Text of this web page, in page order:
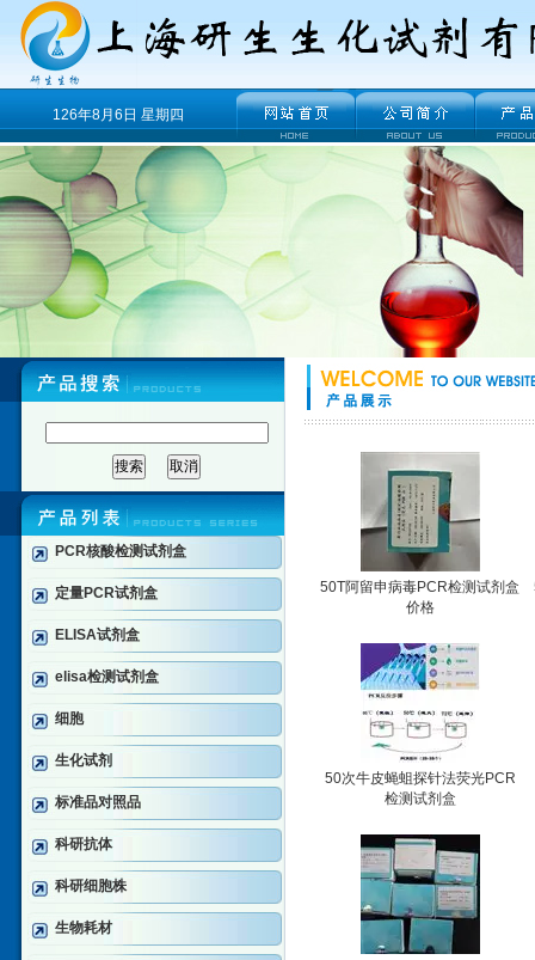
126年8月6日 星期四
PCR核酸检测试剂盒
定量PCR试剂盒
ELISA试剂盒
elisa检测试剂盒
细胞
生化试剂
标准品对照品
科研抗体
科研细胞株
生物耗材
50T阿留申病毒PCR检测试剂盒
价格
50次牛皮蝇蛆探针法荧光PCR
检测试剂盒